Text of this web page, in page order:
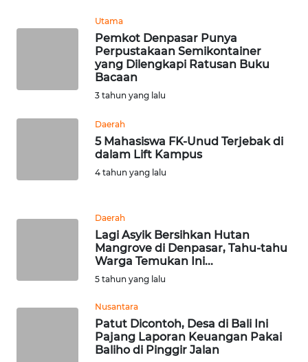
Utama
Pemkot Denpasar Punya
Perpustakaan Semikontainer
yang Dilengkapi Ratusan Buku
Bacaan
3 tahun yang lalu
Daerah
5 Mahasiswa FK-Unud Terjebak di
dalam Lift Kampus
4 tahun yang lalu
Daerah
Lagi Asyik Bersihkan Hutan
Mangrove di Denpasar, Tahu-tahu
Warga Temukan Ini...
5 tahun yang lalu
Nusantara
Patut Dicontoh, Desa di Bali Ini
Pajang Laporan Keuangan Pakai
Baliho di Pinggir Jalan
WN
PAPUA